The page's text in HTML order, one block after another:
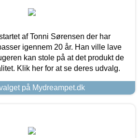
af Tonni Sørensen der har
igennem 20 år. Han ville lave
kan stole på at det produkt de
Klik her for at se deres udvalg.
på Mydreampet.dk